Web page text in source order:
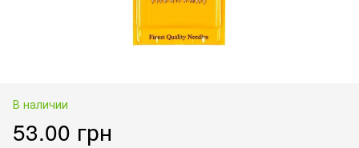
В наличии
53.00 грн